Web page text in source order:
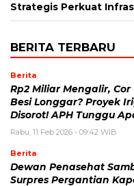
Strategis Perkuat
BERITA TERBARU
Berita
Rp2 Miliar Mengalir, Cor
Besi Longgar? Proyek
Disorot! APH Tunggu
Rabu, 11 Feb 2026 - 09:42 WIB
Berita
Dewan Penasehat
Surpres Pergantian